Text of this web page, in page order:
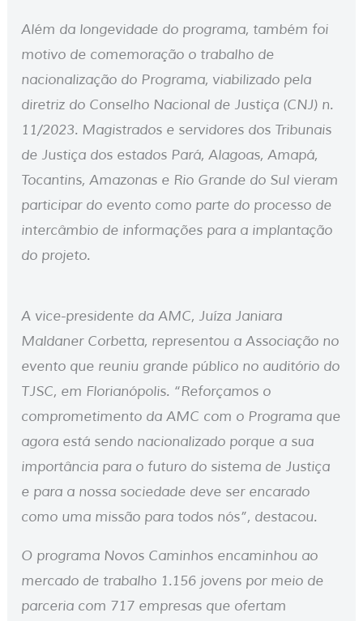
Além da longevidade do programa, também foi
motivo de comemoração o trabalho de
nacionalização do Programa, viabilizado pela
diretriz do Conselho Nacional de Justiça (CNJ) n.
11/2023. Magistrados e servidores dos Tribunais
de Justiça dos estados Pará, Alagoas, Amapá,
Tocantins, Amazonas e Rio Grande do Sul vieram
participar do evento como parte do processo de
intercâmbio de informações para a implantação
do projeto.
A vice-presidente da AMC, Juíza Janiara
Maldaner Corbetta, representou a Associação no
evento que reuniu grande público no auditório do
TJSC, em Florianópolis. “Reforçamos o
comprometimento da AMC com o Programa que
agora está sendo nacionalizado porque a sua
importância para o futuro do sistema de Justiça
e para a nossa sociedade deve ser encarado
como uma missão para todos nós”, destacou.
O programa Novos Caminhos encaminhou ao
mercado de trabalho 1.156 jovens por meio de
parceria com 717 empresas que ofertam